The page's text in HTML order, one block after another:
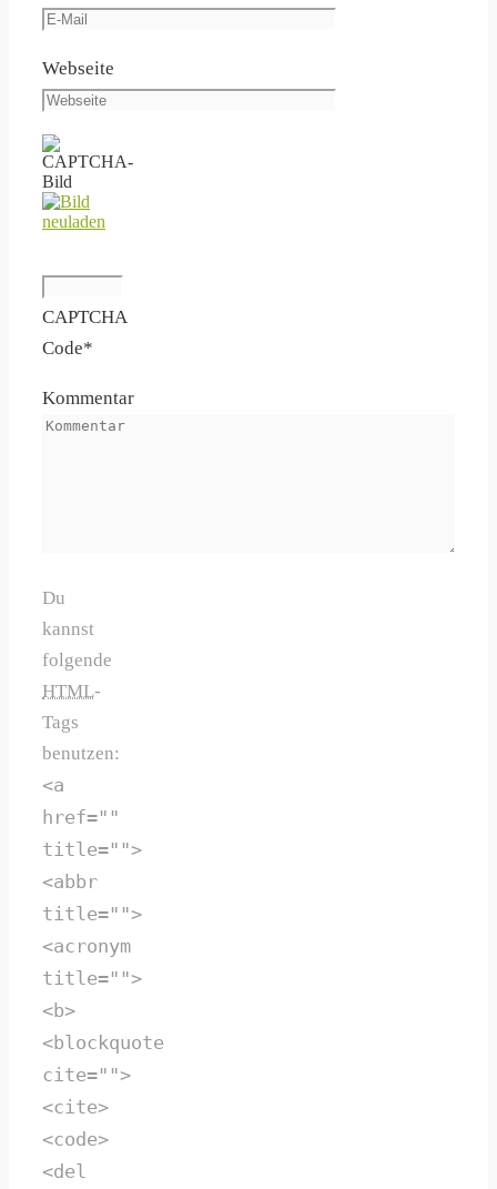
Webseite
CAPTCHA
Code*
Kommentar
Du
kannst
folgende
HTML-
Tags
benutzen:
<a
href=""
title="">
<abbr
title="">
<acronym
title="">
<b>
<blockquote
cite="">
<cite>
<code>
<del